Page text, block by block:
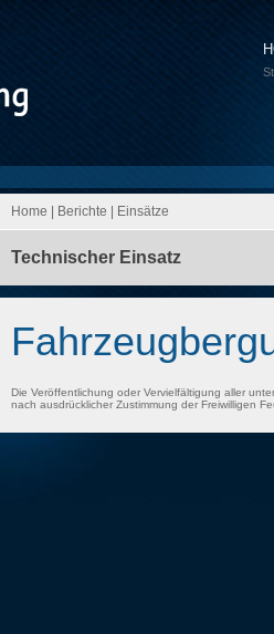
Home Berichte Einsätze
Technischer Einsatz
Die Veröffentlichung oder Vervielfältigung aller
nach ausdrücklicher Zustimmung der Freiwilligen